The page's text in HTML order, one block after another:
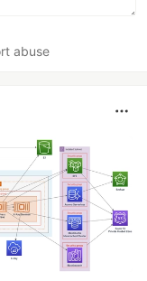
abuse